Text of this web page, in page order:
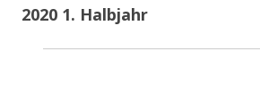
2020 1. Halbjahr